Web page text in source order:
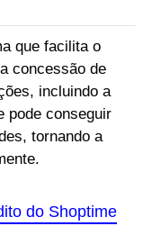
que facilita o
concessão de
incluindo a
pode conseguir
tornando a
do Shoptime